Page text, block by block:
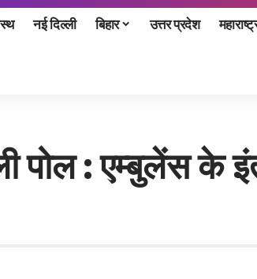
नई दिल्ली बिहार उत्तर प्रदेश
पोल : एम्बुलेंस के